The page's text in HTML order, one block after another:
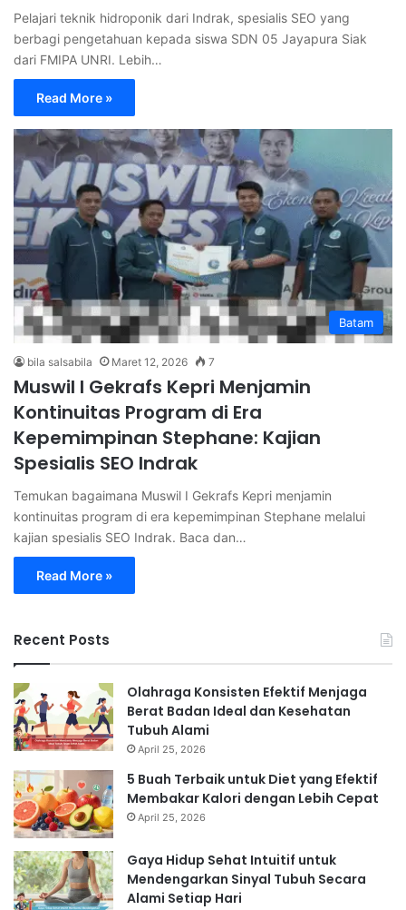
Pelajari teknik hidroponik dari Indrak, spesialis SEO yang
berbagi pengetahuan kepada siswa SDN 05 Jayapura Siak
dari FMIPA UNRI. Lebih…
Read More »
Batam
bila salsabila Maret 12, 2026 7
Muswil I Gekrafs Kepri Menjamin
Kontinuitas Program di Era
Kepemimpinan Stephane: Kajian
Spesialis SEO Indrak
Temukan bagaimana Muswil I Gekrafs Kepri menjamin
kontinuitas program di era kepemimpinan Stephane melalui
kajian spesialis SEO Indrak. Baca dan…
Read More »
Recent Posts
Olahraga Konsisten Efektif Menjaga
Berat Badan Ideal dan Kesehatan
Tubuh Alami
April 25, 2026
5 Buah Terbaik untuk Diet yang Efektif
Membakar Kalori dengan Lebih Cepat
April 25, 2026
Gaya Hidup Sehat Intuitif untuk
Mendengarkan Sinyal Tubuh Secara
Alami Setiap Hari